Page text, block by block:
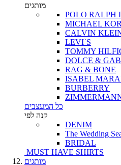
מותגים
POLO RALPH
MICHAEL
CALVIN
LEVI`S
TOMMY
DOLCE &
RAG & BONE
ISABEL
BURBERRY
כל המעצבים
קנה לפי
DENIM
The Wedding
BRIDAL
MUST HAVE SHIRTS
מותגים